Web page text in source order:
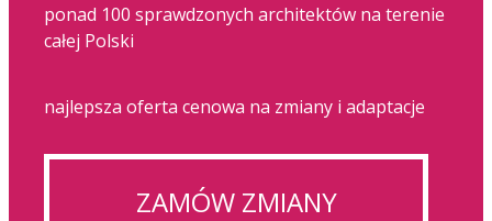
ponad 100 sprawdzonych architektów na terenie
całej Polski
najlepsza oferta cenowa na zmiany i adaptacje
ZAMÓW ZMIANY